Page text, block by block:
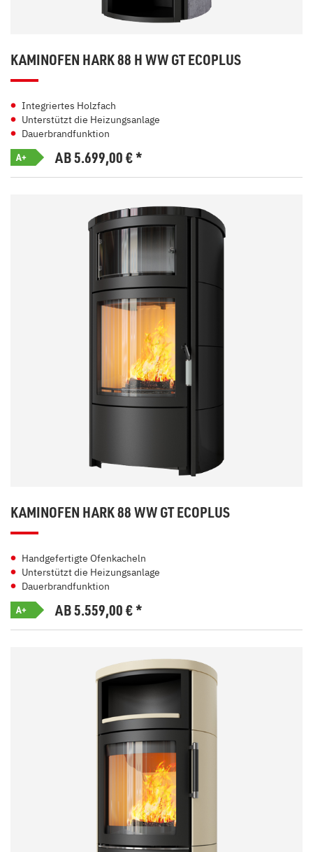
KAMINOFEN HARK 88 H WW GT ECOPLUS
Integriertes Holzfach
Unterstützt die Heizungsanlage
Dauerbrandfunktion
A+ AB 5.699,00€*
KAMINOFEN HARK 88 WW GT ECOPLUS
Handgefertigte Ofenkacheln
Unterstützt die Heizungsanlage
Dauerbrandfunktion
A+ AB 5.559,00€*